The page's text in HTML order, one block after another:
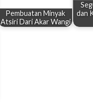
Pembuatan Minyak
Atsiri Dari Akar Wangi
dan